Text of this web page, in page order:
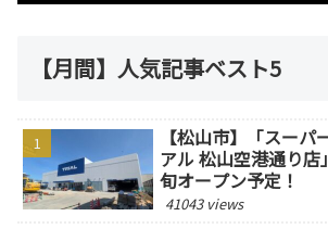
【月間】人気記事ベスト5
【松山市】「スー
アル 松山空港通り
旬オープン予定！
41043 views